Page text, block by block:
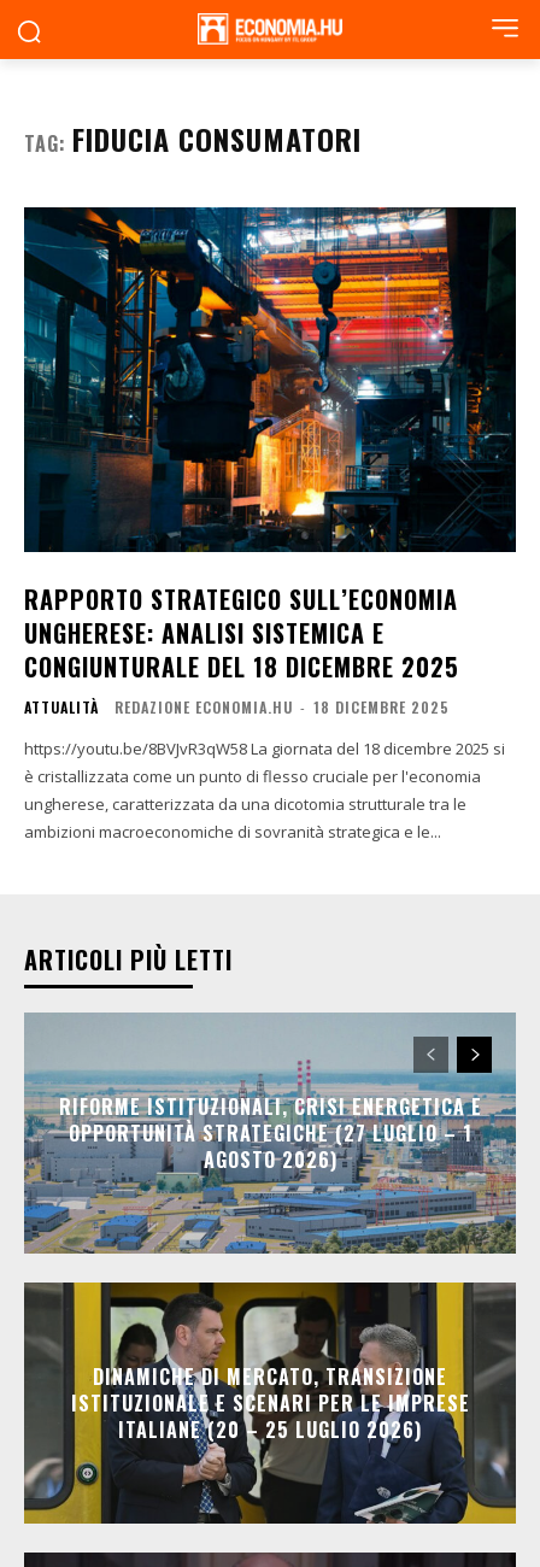
TAG: FIDUCIA CONSUMATORI
RAPPORTO STRATEGICO SULL’ECONOMIA
UNGHERESE: ANALISI SISTEMICA E
CONGIUNTURALE DEL 18 DICEMBRE 2025
ATTUALITÀ REDAZIONE ECONOMIA.HU - 18 DICEMBRE 2025
https://youtu.be/8BVJvR3qW58 La giornata del 18 dicembre 2025 si
è cristallizzata come un punto di flesso cruciale per l'economia
ungherese, caratterizzata da una dicotomia strutturale tra le
ambizioni macroeconomiche di sovranità strategica e le...
ARTICOLI PIÙ LETTI
RIFORME ISTITUZIONALI, CRISI ENERGETICA E
OPPORTUNITÀ STRATEGICHE (27 LUGLIO – 1
AGOSTO 2026)
DINAMICHE DI MERCATO, TRANSIZIONE
ISTITUZIONALE E SCENARI PER LE IMPRESE
ITALIANE (20 – 25 LUGLIO 2026)